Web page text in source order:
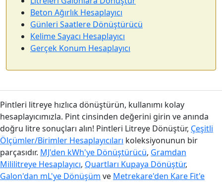
Beton Ağırlık Hesaplayıcı
Günleri Saatlere Dönüştürücü
Kelime Sayacı Hesaplayıcı
Gerçek Konum Hesaplayıcı
Pintleri litreye hızlıca dönüştürün, kullanımı kolay
hesaplayıcımızla. Pint cinsinden değerini girin ve anında
doğru litre sonuçları alın! Pintleri Litreye Dönüştür, Çeşitli
Ölçümler/Birimler Hesaplayıcıları koleksiyonunun bir
parçasıdır. MJ'den kWh'ye Dönüştürücü, Gramdan
Mililitreye Hesaplayıcı, Quartları Kupaya Dönüştür,
Galon'dan mL'ye Dönüşüm ve Metrekare'den Kare Fit'e